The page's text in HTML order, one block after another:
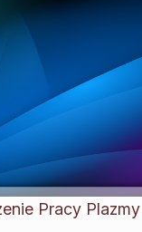
Pracy Plazmy